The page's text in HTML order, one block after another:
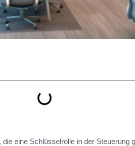
eine Schlüsselrolle in der Steuerung